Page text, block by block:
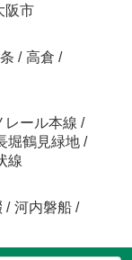
阪市
/ 高倉 /
レール本線 /
堀鶴見緑地 /
線
/ 河内磐船 /